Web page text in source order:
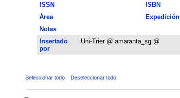
ISSN ISBN
Área
Expedición
Notas
Insertado
por
Uni-Trier @ amaranta_sg @
Seleccionar todo Deseleccionar todo